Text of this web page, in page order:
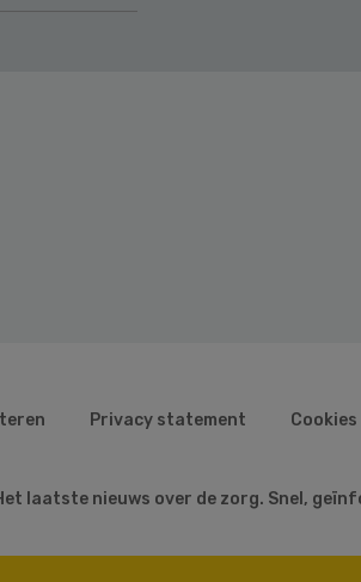
Privacy statement Cookies
laatste nieuws over de zorg. Snel,